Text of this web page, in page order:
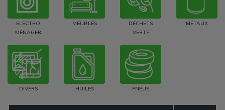
ELECTRO
MÉNAGER
MEUBLES
DÉCHETS
VERTS
MÉTAUX
DIVERS HUILES PNEUS